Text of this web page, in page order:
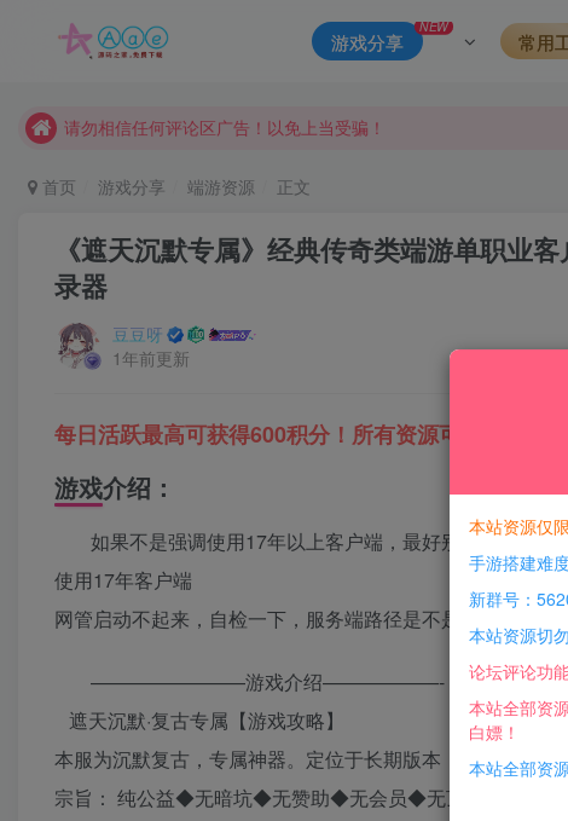
游戏分享
NEW
常用
本站一律禁止以任何方式发布或转载任何违法的相关信息，访客发
请勿相信任何评论区广告！以免上当受骗！
首页
游戏分享 端游资源 正文
《遮天沉默专属》经典传奇类端游单职业
录器
豆豆呀
1年前更新
每日活跃最高可获得600积分！所有资源可以使用积分
游戏介绍：
如果不是强调使用17年以上客户端，最好别用，容易造
使用17年客户端
网管启动不起来，自检一下，服务端路径是不是在D盘，网管
————————游戏介绍——————-
遮天沉默·复古专属【游戏攻略】
本服为沉默复古，专属神器。定位于长期版本，0消费0门槛
宗旨： 纯公益◆无暗坑◆无赞助◆无会员◆无顶榜◆无比例
本站资源仅
手游搭建难
新群号：
本站资源切
论坛评论功
本站全部资
白嫖！
本站全部资